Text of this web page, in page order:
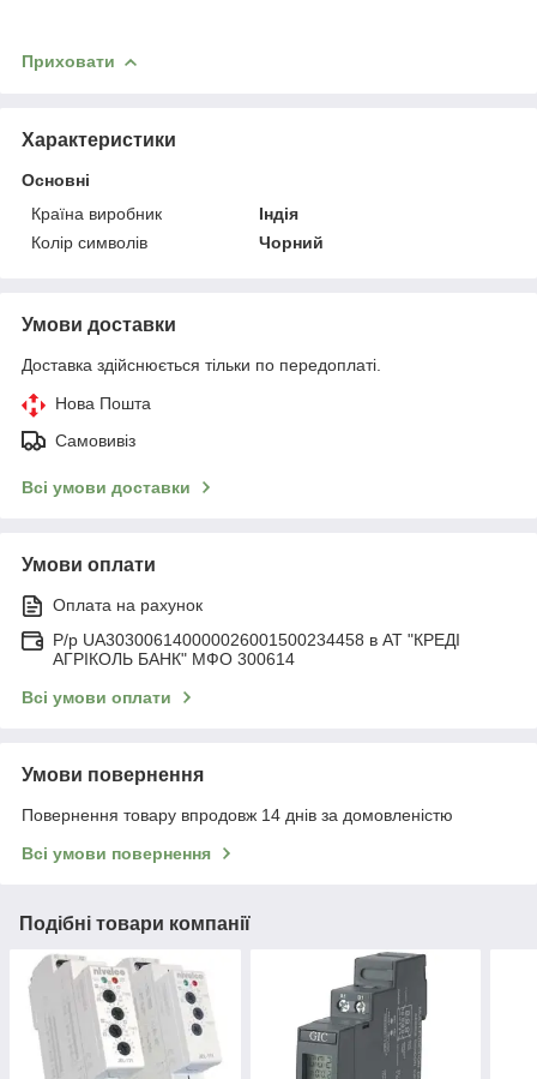
Приховати
Характеристики
Основні
Країна виробник
Індія
Колір символів
Чорний
Умови доставки
Доставка здійснюється тільки по передоплаті.
Нова Пошта
Самовивіз
Всі умови доставки
Умови оплати
Оплата на рахунок
Р/р UA303006140000026001500234458 в АТ "КРЕДІ
АГРІКОЛЬ БАНК" МФО 300614
Всі умови оплати
Умови повернення
Повернення товару впродовж 14 днів за домовленістю
Всі умови повернення
Подібні товари компанії